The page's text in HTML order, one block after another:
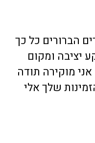
הברורים כל כך
יציבה ומקום
מוקירה תודה
שלך אלי